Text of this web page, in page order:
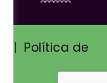
| Política de